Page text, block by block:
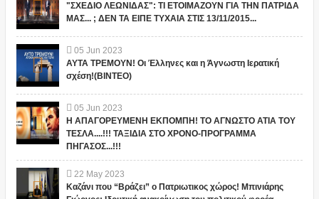
"ΣΧΕΔΙΟ ΛΕΩΝΙΔΑΣ": ΤΙ ΕΤΟΙΜΑΖΟΥΝ ΓΙΑ ΤΗΝ ΠΑΤΡΙΔΑ
ΜΑΣ... ; ΔΕΝ ΤΑ ΕΙΠΕ ΤΥΧΑΙΑ ΣΤΙΣ 13/11/2015...
05 Jun 2023
ΑΥΤΑ ΤΡΕΜΟΥΝ! Οι Έλληνες και η Άγνωστη Ιερατική
σχέση!(ΒΙΝΤΕΟ)
05 Jun 2023
Η ΑΠΑΓΟΡΕΥΜΕΝΗ ΕΚΠΟΜΠΗ! ΤΟ ΑΓΝΩΣΤΟ ΑΤΙΑ ΤΟΥ
ΤΕΣΛΑ....!!! ΤΑΞΙΔΙΑ ΣΤΟ ΧΡΟΝΟ-ΠΡΟΓΡΑΜΜΑ
ΠΗΓΑΣΟΣ...!!!
22 May 2023
Καζάνι που “Βράζει” ο Πατριωτικος χώρος! Μπινιάρης